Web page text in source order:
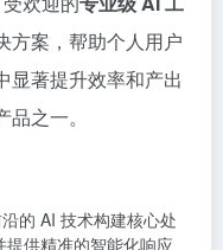
方案，帮助个人用户
显著提升效率和产出
之一。
的 AI 技术构建核心处
供精准的智能化响应